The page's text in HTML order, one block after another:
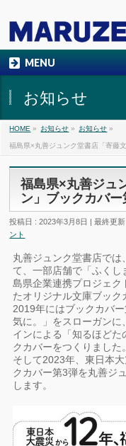
MENU
お知らせ
HOME » お知らせ » お知らせ »
福島県×丸善ジュンク堂書店「寄藤
福島県×丸善ジュ
ン」ブックカバ
投稿日 : 2023年3月8日 最終更
ント
丸善ジュンク堂書店では
て、一部店舗で「ふく
島県企業連携プロジェク
たオリジナル文庫ブック
2019年にはブックカバ
気に。」をスローガン
インによる「知るほどた
クカバーをつくりました。
そして2023年、東日本
クカバー第3弾を丸善ジ
します。